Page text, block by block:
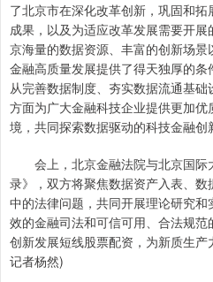
了北京市在深化改革创新，巩固和
成果，以及为适应改革发展需要开
京海量的数据资源、丰富的创新场
金融高质量发展提供了得天独厚的
从完善数据制度、夯实数据流通基
方面为广大金融科技企业提供更加
境，共同探索数据驱动的科技金融创
会上，北京金融法院与北京国际
录》，双方将聚焦数据资产入表、
中的法律问题，共同开展理论研究
效的金融司法和可信可用、合法规
创新发展短线股票配资，为新质生
记者杨然)